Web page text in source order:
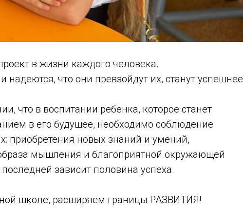
в жизни каждого человека.
надеются, что они превзойдут их, станут успешнее
что в воспитании ребенка, которое станет
в его будущее, необходимо соблюдение
приобретения новых знаний и умений,
мышления и благоприятной окружающей
зависит половина успеха.
школе, расширяем границы РАЗВИТИЯ!